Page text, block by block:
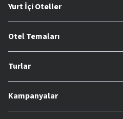
Yurt İçi Oteller
Otel Temaları
Turlar
Kampanyalar